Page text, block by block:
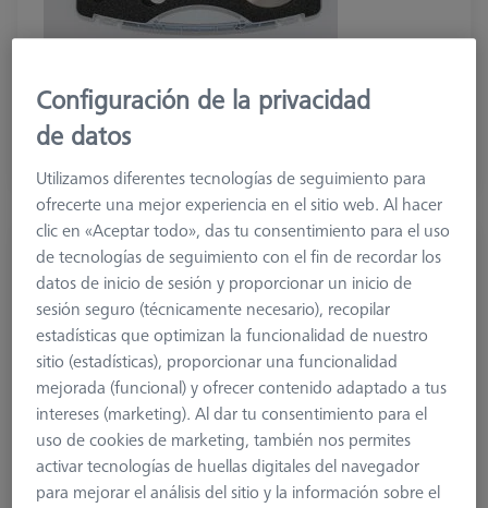
1.086,00 €
más el IVA
SISTEMAS DE PALLETS
Punta el plástico OmniFix CT D160
626170-0011-808
Configuración de la privacidad
de datos
Utilizamos diferentes tecnologías de seguimiento para
ofrecerte una mejor experiencia en el sitio web. Al hacer
clic en «Aceptar todo», das tu consentimiento para el uso
de tecnologías de seguimiento con el fin de recordar los
datos de inicio de sesión y proporcionar un inicio de
sesión seguro (técnicamente necesario), recopilar
estadísticas que optimizan la funcionalidad de nuestro
sitio (estadísticas), proporcionar una funcionalidad
mejorada (funcional) y ofrecer contenido adaptado a tus
intereses (marketing). Al dar tu consentimiento para el
uso de cookies de marketing, también nos permites
activar tecnologías de huellas digitales del navegador
para mejorar el análisis del sitio y la información sobre el